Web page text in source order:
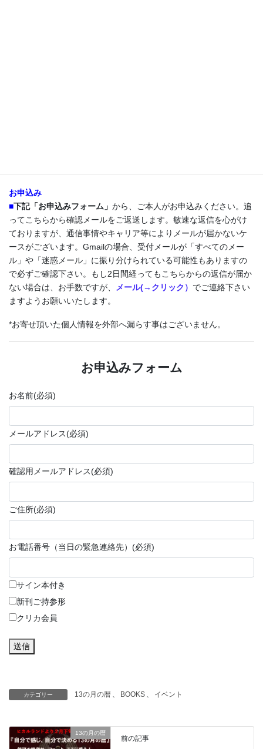
お申込み
■下記「お申込みフォーム」 から、ご本人がお申込みください。追
ってこちらから確認メールをご返送します。敏速な返信を心がけ
ておりますが、通信事情やキャリア等によりメールが届かないケ
ースがございます。Gmailの場合、受付メールが「すべてのメー
ル」や「迷惑メール」に振り分けられている可能性もありますの
で必ずご確認下さい。もし2日間経ってもこちらからの返信が届か
ない場合は、お手数ですが、
メール(→クリック ） でご連絡下さい
ますようお願いいたします。
*お寄せ頂いた個人情報を外部へ漏らす事はございません。
お申込みフォーム
お名前(必須)
メールアドレス(必須)
確認用メールアドレス(必須)
ご住所(必須)
お電話番号（当日の緊急連絡先） (必須)
サイン本付き
新刊ご持参形
クリカ会員
送信
カテゴリー 13の月の暦 、 BOOKS 、 イベント
13の月の暦
前の記事